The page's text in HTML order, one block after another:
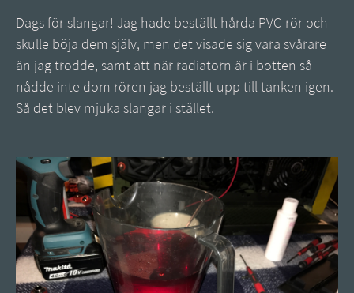
Dags för slangar! Jag hade beställt hårda PVC-rör och
skulle böja dem själv, men det visade sig vara svårare
än jag trodde, samt att när radiatorn är i botten så
nådde inte dom rören jag beställt upp till tanken igen.
Så det blev mjuka slangar i stället.